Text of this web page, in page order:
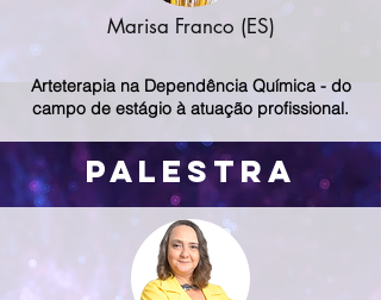
Marisa Franco (ES)
Arteterapia na Dependência Química - do
campo de estágio à atuação profissional.
Palestra